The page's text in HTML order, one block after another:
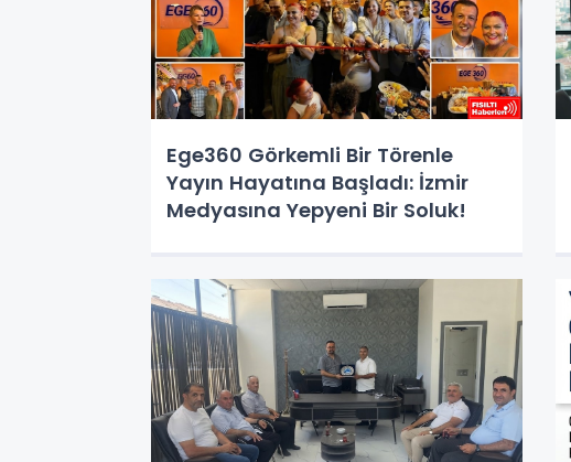
Ege360 Görkemli Bir Törenle
Yayın Hayatına Başladı: İzmir
Medyasına Yepyeni Bir Soluk!